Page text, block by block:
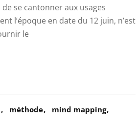
se cantonner aux usages
l’époque en date du 12 juin, n’est
le
méthode
mind mapping